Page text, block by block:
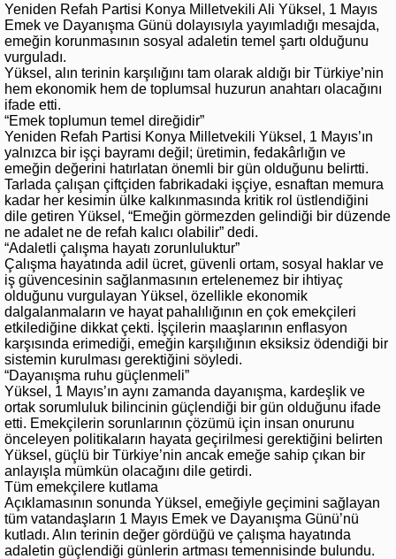
Yeniden Refah Partisi Konya Milletvekili Ali Yüksel, 1 Mayıs
Emek ve Dayanışma Günü dolayısıyla yayımladığı mesajda,
emeğin korunmasının sosyal adaletin temel şartı olduğunu
vurguladı.
Yüksel, alın terinin karşılığını tam olarak aldığı bir Türkiye’nin
hem ekonomik hem de toplumsal huzurun anahtarı olacağını
ifade etti.
“Emek toplumun temel direğidir”
Yeniden Refah Partisi Konya Milletvekili Yüksel, 1 Mayıs’ın
yalnızca bir işçi bayramı değil; üretimin, fedakârlığın ve
emeğin değerini hatırlatan önemli bir gün olduğunu belirtti.
Tarlada çalışan çiftçiden fabrikadaki işçiye, esnaftan memura
kadar her kesimin ülke kalkınmasında kritik rol üstlendiğini
dile getiren Yüksel, “Emeğin görmezden gelindiği bir düzende
ne adalet ne de refah kalıcı olabilir” dedi.
“Adaletli çalışma hayatı zorunluluktur”
Çalışma hayatında adil ücret, güvenli ortam, sosyal haklar ve
iş güvencesinin sağlanmasının ertelenemez bir ihtiyaç
olduğunu vurgulayan Yüksel, özellikle ekonomik
dalgalanmaların ve hayat pahalılığının en çok emekçileri
etkilediğine dikkat çekti. İşçilerin maaşlarının enflasyon
karşısında erimediği, emeğin karşılığının eksiksiz ödendiği bir
sistemin kurulması gerektiğini söyledi.
“Dayanışma ruhu güçlenmeli”
Yüksel, 1 Mayıs’ın aynı zamanda dayanışma, kardeşlik ve
ortak sorumluluk bilincinin güçlendiği bir gün olduğunu ifade
etti. Emekçilerin sorunlarının çözümü için insan onurunu
önceleyen politikaların hayata geçirilmesi gerektiğini belirten
Yüksel, güçlü bir Türkiye’nin ancak emeğe sahip çıkan bir
anlayışla mümkün olacağını dile getirdi.
Tüm emekçilere kutlama
Açıklamasının sonunda Yüksel, emeğiyle geçimini sağlayan
tüm vatandaşların 1 Mayıs Emek ve Dayanışma Günü’nü
kutladı. Alın terinin değer gördüğü ve çalışma hayatında
adaletin güçlendiği günlerin artması temennisinde bulundu.